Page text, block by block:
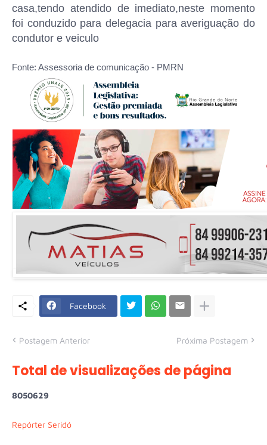
casa,tendo atendido de imediato,neste momento
foi conduzido para delegacia para averiguação do
condutor e veiculo
Fonte: Assessoria de comunicação - PMRN
Facebook
Postagem Anterior Próxima Postagem
Total de visualizações de página
8050629
Repórter Seridó